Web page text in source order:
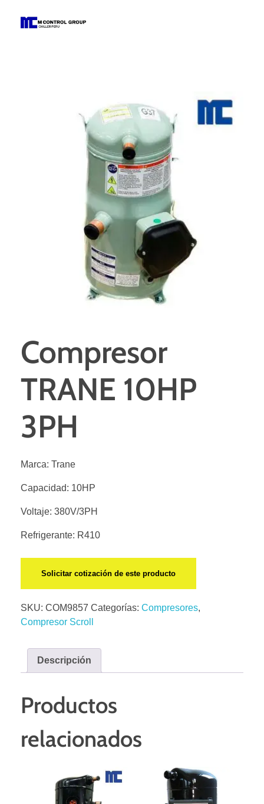
Compresor
TRANE 10HP
3PH
Marca: Trane
Capacidad: 10HP
Voltaje: 380V/3PH
Refrigerante: R410
Solicitar cotización de este producto
SKU: COM9857 Categorías: Compresores,
Compresor Scroll
Descripción
Productos
relacionados